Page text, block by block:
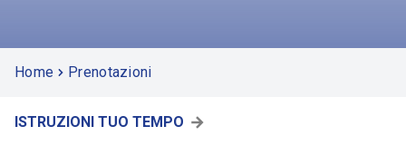
Home Prenotazioni
ISTRUZIONI TUO TEMPO